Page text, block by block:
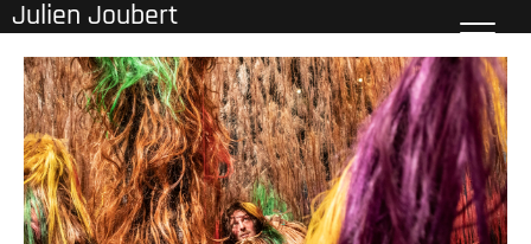
Skip
to
content
Julien Joubert